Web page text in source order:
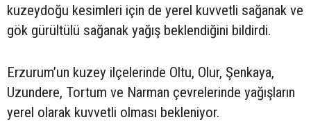
kuzeydoğu kesimleri için de yerel kuvvetli sağanak ve
gök gürültülü sağanak yağış beklendiğini bildirdi.
Erzurum’un kuzey ilçelerinde Oltu, Olur, Şenkaya,
Uzundere, Tortum ve Narman çevrelerinde yağışların
yerel olarak kuvvetli olması bekleniyor.